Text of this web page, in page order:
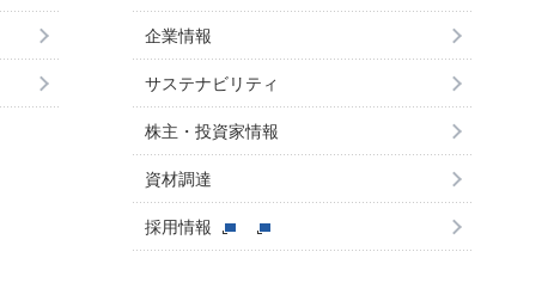
企業情報
サステナビリティ
株主・投資家情報
資材調達
採用情報